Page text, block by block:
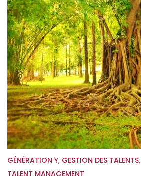
GÉNÉRATION Y, GESTION DES TALENTS,
TALENT MANAGEMENT